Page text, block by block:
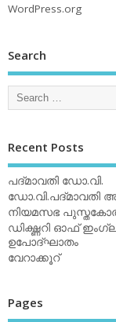
WordPress.org
Search
Recent Posts
പദ്മാവതി ഡോ.വി.
ഡോ.വി.പദ്മാവതി
നിയമസഭ
ഡിക്ഷ്ണറി ഓഫ്
ഉപോദ്ഘാതം
വേറാക്കൂറ്
Pages